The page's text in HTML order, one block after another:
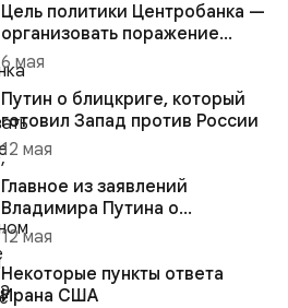
Цель политики Центробанка —
организовать поражение
России в вооружённом
конфликте с США
6 мая
Путин о блицкриге, который
готовил Запад против России
12 мая
Главное из заявлений
Владимира Путина о
конфликте на Украине
12 мая
Некоторые пункты ответа
Ирана США